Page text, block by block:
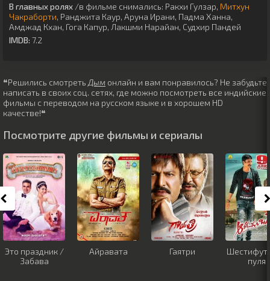
В главных ролях /в фильме снимались: Ракхи Гулзар, Митхун
Чакраборти, Ранджита Каур, Аруна Ирани, Падма Ханна,
Амджад Кхан, Гога Капур, Лакшми Нарайан, Судхир Пандей
IMDB: 7.2
❝Решились смотреть Дым онлайн и вам понравилось? Не забудьте
написать в своих соц. сетях, где можно посмотреть все индийские
фильмы с переводом на русском языке и в хорошем HD
качестве!❝
Посмотрите другие фильмы и сериалы
Это праздник /
Забава
Айравата Гаятри
пуля